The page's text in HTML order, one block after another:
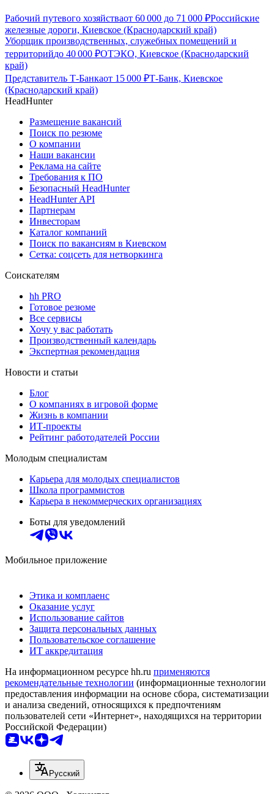
Рабочий путевого хозяйстваот 60 000 до 71 000 ₽Российские
железные дороги, Киевское (Краснодарский край)
Уборщик производственных, служебных помещений и
территорийдо 40 000 ₽ОТЭКО, Киевское (Краснодарский
край)
Представитель Т-Банкаот 15 000 ₽Т-Банк, Киевское
(Краснодарский край)
HeadHunter
Размещение вакансий
Поиск по резюме
О компании
Наши вакансии
Реклама на сайте
Требования к ПО
Безопасный HeadHunter
HeadHunter API
Партнерам
Инвесторам
Каталог компаний
Поиск по вакансиям в Киевском
Сетка: соцсеть для нетворкинга
Соискателям
hh PRO
Готовое резюме
Все сервисы
Хочу у вас работать
Производственный календарь
Экспертная рекомендация
Новости и статьи
Блог
О компаниях в игровой форме
Жизнь в компании
ИТ-проекты
Рейтинг работодателей России
Молодым специалистам
Карьера для молодых специалистов
Школа программистов
Карьера в некоммерческих организациях
Боты для уведомлений
Мобильное приложение
Этика и комплаенс
Оказание услуг
Использование сайтов
Защита персональных данных
Пользовательское соглашение
ИТ аккредитация
На информационном ресурсе hh.ru применяются
рекомендательные технологии (информационные технологии
предоставления информации на основе сбора, систематизации
и анализа сведений, относящихся к предпочтениям
пользователей сети «Интернет», находящихся на территории
Российской Федерации)
Русский